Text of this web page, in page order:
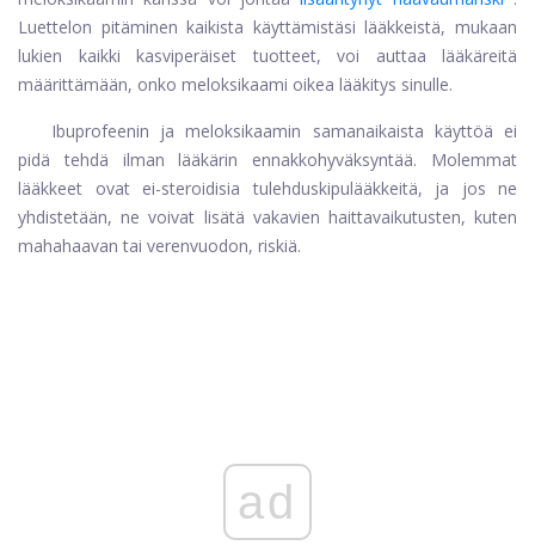
Luettelon pitäminen kaikista käyttämistäsi lääkkeistä, mukaan
lukien kaikki kasviperäiset tuotteet, voi auttaa lääkäreitä
määrittämään, onko meloksikaami oikea lääkitys sinulle.
Ibuprofeenin ja meloksikaamin samanaikaista käyttöä ei
pidä tehdä ilman lääkärin ennakkohyväksyntää. Molemmat
lääkkeet ovat ei-steroidisia tulehduskipulääkkeitä, ja jos ne
yhdistetään, ne voivat lisätä vakavien haittavaikutusten, kuten
mahahaavan tai verenvuodon, riskiä.
ad